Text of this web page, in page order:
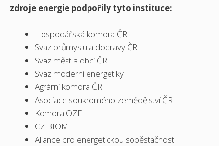
zdroje energie podpořily tyto instituce:
Hospodářská komora ČR
Svaz průmyslu a dopravy ČR
Svaz měst a obcí ČR
Svaz moderní energetiky
Agrární komora ČR
Asociace soukromého zemědělství ČR
Komora OZE
CZ BIOM
Aliance pro energetickou soběstačnost